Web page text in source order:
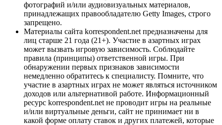
фотографий и/или аудиовизуальных материалов,
принадлежащих правообладателю Getty Images, строго
запрещено.
Материалы сайта korrespondent.net предназначены для
лиц старше 21 года (21+). Участие в азартных играх
может вызвать игровую зависимость. Соблюдайте
правила (принципы) ответственной игры. При
обнаружении первых признаков зависимости
немедленно обратитесь к специалисту. Помните, что
участие в азартных играх не может являться источником
доходов или альтернативой работе. Информационный
ресурс korrespondent.net не проводит игры на реальные
и/или виртуальные деньги, сайт не принимает ни в
какой форме оплату ставок и других платежей, которые